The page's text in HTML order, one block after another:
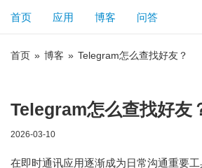
首页 应用 博客 问答
首页 » 博客 » Telegram怎么查找好友？
Telegram怎么查找好友
2026-03-10
在即时通讯应用逐渐成为日常沟通重要